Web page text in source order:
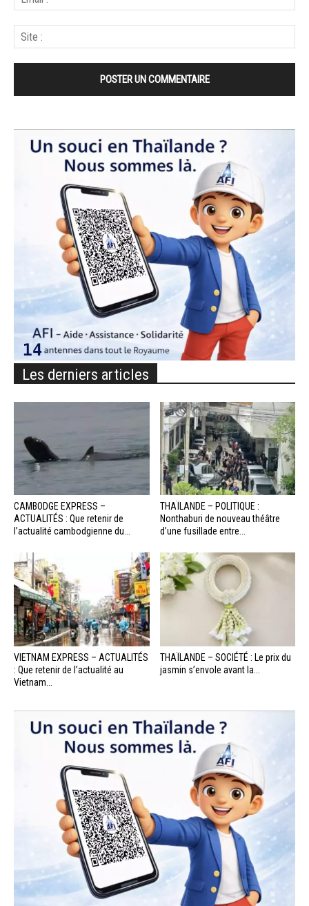
Les derniers articles
CAMBODGE EXPRESS –
ACTUALITÉS : Que retenir de
l’actualité cambodgienne du...
THAÏLANDE – POLITIQUE :
Nonthaburi de nouveau théâtre
d’une fusillade entre...
VIETNAM EXPRESS – ACTUALITÉS
: Que retenir de l’actualité au
Vietnam...
THAÏLANDE – SOCIÉTÉ : Le prix du
jasmin s’envole avant la...